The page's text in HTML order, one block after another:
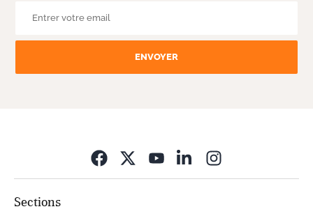
ENVOYER
Sections